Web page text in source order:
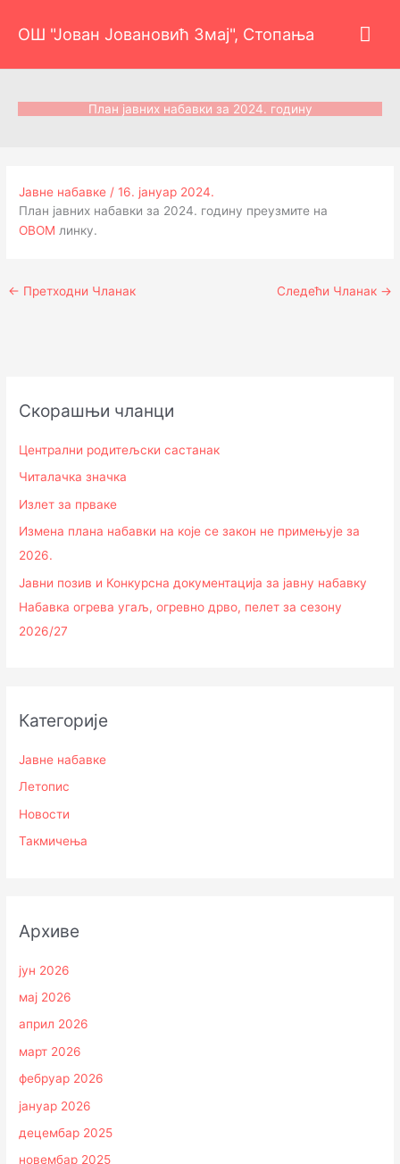
ОШ "Јован Јовановић Змај", Стопања
План јавних набавки за 2024. годину
Јавне набавке /16. јануар 2024.
План јавних набавки за 2024. годину преузмите на
ОВОМ линку.
← Претходни Чланак Следећи Чланак →
Скорашњи чланци
Централни родитељски састанак
Читалачка значка
Излет за прваке
Измена плана набавки на које се закон не примењује за
2026.
Јавни позив и Конкурсна документација за јавну набавку
Набавка огрева угаљ, огревно дрво, пелет за сезону
2026/27
Категорије
Јавне набавке
Летопис
Новости
Такмичења
Архиве
јун 2026
мај 2026
април 2026
март 2026
фебруар 2026
јануар 2026
децембар 2025
новембар 2025